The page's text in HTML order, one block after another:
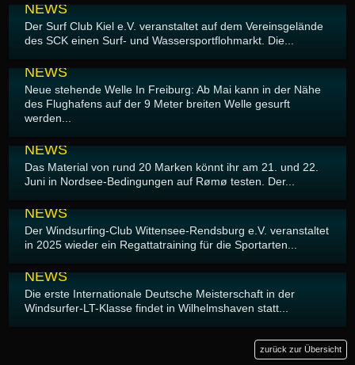
NEWS
Der Surf Club Kiel e.V. veranstaltet auf dem Vereinsgelände
des SCK einen Surf- und Wassersportflohmarkt. Die...
NEWS
Neue stehende Welle In Freiburg: Ab Mai kann in der Nähe
des Flughafens auf der 9 Meter breiten Welle gesurft
werden...
NEWS
Das Material von rund 20 Marken könnt ihr am 21. und 22.
Juni in Nordsee-Bedingungen auf Rømø testen. Der...
NEWS
Der Windsurfing-Club Wittensee-Rendsburg e.V. veranstaltet
in 2025 wieder ein Regattatraining für die Sportarten...
NEWS
Die erste Internationale Deutsche Meisterschaft in der
Windsurfer-LT-Klasse findet in Wilhelmshaven statt...
zurück zur Übersicht